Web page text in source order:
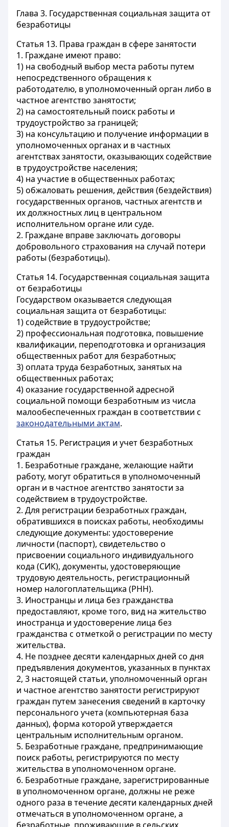
Глава 3. Государственная социальная защита от
безработицы
Статья 13. Права граждан в сфере занятости
1. Граждане имеют право:
1) на свободный выбор места работы путем
непосредственного обращения к
работодателю, в уполномоченный орган либо в
частное агентство занятости;
2) на самостоятельный поиск работы и
трудоустройство за границей;
3) на консультацию и получение информации в
уполномоченных органах и в частных
агентствах занятости, оказывающих содействие
в трудоустройстве населения;
4) на участие в общественных работах;
5) обжаловать решения, действия (бездействия)
государственных органов, частных агентств и
их должностных лиц в центральном
исполнительном органе или суде.
2. Граждане вправе заключать договоры
добровольного страхования на случай потери
работы (безработицы).
Статья 14. Государственная социальная защита
от безработицы
Государством оказывается следующая
социальная защита от безработицы:
1) содействие в трудоустройстве;
2) профессиональная подготовка, повышение
квалификации, переподготовка и организация
общественных работ для безработных;
3) оплата труда безработных, занятых на
общественных работах;
4) оказание государственной адресной
социальной помощи безработным из числа
малообеспеченных граждан в соответствии с
законодательными актам.
Статья 15. Регистрация и учет безработных
граждан
1. Безработные граждане, желающие найти
работу, могут обратиться в уполномоченный
орган и в частное агентство занятости за
содействием в трудоустройстве.
2. Для регистрации безработных граждан,
обратившихся в поисках работы, необходимы
следующие документы: удостоверение
личности (паспорт), свидетельство о
присвоении социального индивидуального
кода (СИК), документы, удостоверяющие
трудовую деятельность, регистрационный
номер налогоплательщика (РНН).
3. Иностранцы и лица без гражданства
предоставляют, кроме того, вид на жительство
иностранца и удостоверение лица без
гражданства с отметкой о регистрации по месту
жительства.
4. Не позднее десяти календарных дней со дня
предъявления документов, указанных в пунктах
2, 3 настоящей статьи, уполномоченный орган
и частное агентство занятости регистрируют
граждан путем занесения сведений в карточку
персонального учета (компьютерная база
данных), форма которой утверждается
центральным исполнительным органом.
5. Безработные граждане, предпринимающие
поиск работы, регистрируются по месту
жительства в уполномоченном органе.
6. Безработные граждане, зарегистрированные
в уполномоченном органе, должны не реже
одного раза в течение десяти календарных дней
отмечаться в уполномоченном органе, а